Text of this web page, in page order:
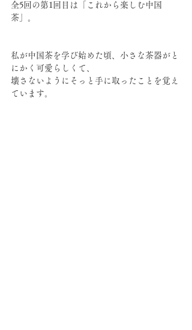
全5回の第1回目は「これから楽しむ中国
茶」。
私が中国茶を学び始めた頃、小さな茶器がと
にかく可愛らしくて、
壊さないようにそっと手に取ったことを覚え
ています。